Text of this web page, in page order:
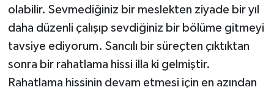
olabilir. Sevmediğiniz bir meslekten ziyade bir yıl
daha düzenli çalışıp sevdiğiniz bir bölüme gitmeyi
tavsiye ediyorum. Sancılı bir süreçten çıktıktan
sonra bir rahatlama hissi illa ki gelmiştir.
Rahatlama hissinin devam etmesi için en azından